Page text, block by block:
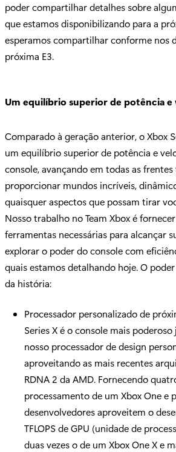
poder compartilhar detalhes sobre
que estamos disponibilizando para a
esperamos compartilhar conforme nos
próxima E3.
Um equilíbrio superior de potência e
Comparado à geração anterior, o Xbox
um equilíbrio superior de potência e
console, avançando em todas as
proporcionar mundos incríveis,
quaisquer aspectos que possam tirar
Nosso trabalho no Team Xbox é
ferramentas necessárias para alcançar
explorar o poder do console com
quais estamos detalhando hoje. O
da história:
Processador personalizado de
Series X é o console mais
nosso processador de design
aproveitando as mais recentes
RDNA 2 da AMD. Fornecendo
processamento de um Xbox One e
desenvolvedores aproveitem o
TFLOPS de GPU (unidade de
duas vezes o de um Xbox One X e